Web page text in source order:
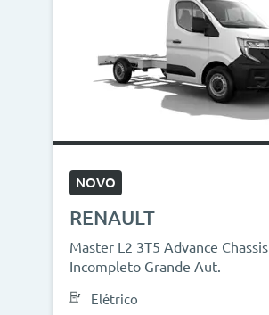
NOVO
RENAULT
Master L2 3T5 Advance Chassis
Incompleto Grande Aut.
Elétrico